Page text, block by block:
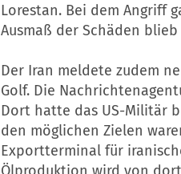
Lorestan. Bei dem Angriff
Ausmaß der Schäden
Der Iran meldete zudem
Golf. Die
Dort hatte das US-Militär
den möglichen Zielen
Exportterminal für
Ölproduktion wird von